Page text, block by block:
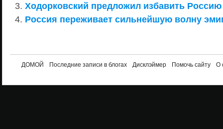
Ходорковский предложил избавить Россию
Россия переживает сильнейшую волну
ДОМОЙ Последние записи в блогах Дисклэймер Помочь сайту О